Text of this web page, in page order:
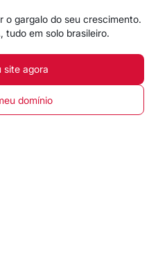
o gargalo do seu crescimento.
tudo em solo brasileiro.
site agora
domínio